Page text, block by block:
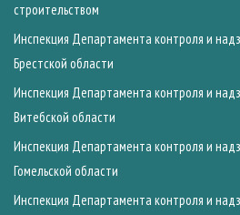
строительством
Инспекция Департамента контроля и
Брестской области
Инспекция Департамента контроля и
Витебской области
Инспекция Департамента контроля и
Гомельской области
Инспекция Департамента контроля и